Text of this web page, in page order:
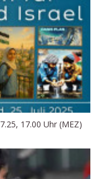
17.00 Uhr (MEZ)